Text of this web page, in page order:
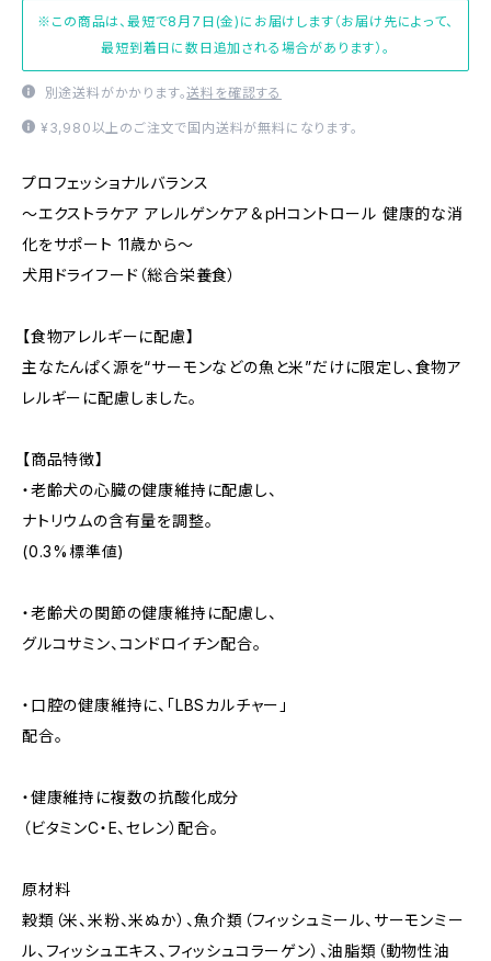
※この商品は、最短で8月7日(金)にお届けします（お届け先によって、
最短到着日に数日追加される場合があります）。
別途送料がかかります。送料を確認する
¥3,980以上のご注文で国内送料が無料になります。
プロフェッショナルバランス
～エクストラケア アレルゲンケア＆ｐHコントロール 健康的な消
化をサポート 11歳から～
犬用ドライフード（総合栄養食）
【食物アレルギーに配慮】
主なたんぱく源を“サーモンなどの魚と米”だけに限定し、食物ア
レルギーに配慮しました。
【商品特徴】
・老齢犬の心臓の健康維持に配慮し、
ナトリウムの含有量を調整。
(0.3%標準値)
・老齢犬の関節の健康維持に配慮し、
グルコサミン、コンドロイチン配合。
・口腔の健康維持に、「LBSカルチャー」
配合。
・健康維持に複数の抗酸化成分
（ビタミンC・E、セレン）配合。
原材料
穀類（米、米粉、米ぬか）、魚介類（フィッシュミール、サーモンミー
ル、フィッシュエキス、フィッシュコラーゲン）、油脂類（動物性油